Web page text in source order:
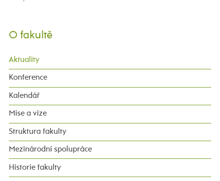
O fakultě
Aktuality
Konference
Kalendář
Mise a vize
Struktura fakulty
Mezinárodní spolupráce
Historie fakulty